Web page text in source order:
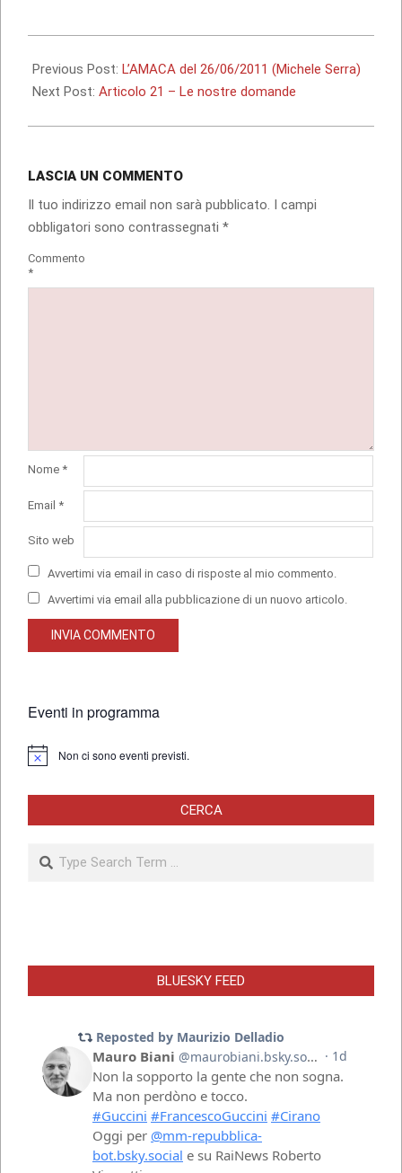
08-
03
Previous Post: L’AMACA del 26/06/2011 (Michele Serra)
Next Post: Articolo 21 – Le nostre domande
LASCIA UN COMMENTO
Il tuo indirizzo email non sarà pubblicato.
I campi
obbligatori sono contrassegnati *
Commento
*
Nome *
Email *
Sito web
Avvertimi via email in caso di risposte al mio commento.
Avvertimi via email alla pubblicazione di un nuovo articolo.
Eventi in programma
Notice Non ci sono eventi previsti.
CERCA
Search
BLUESKY FEED